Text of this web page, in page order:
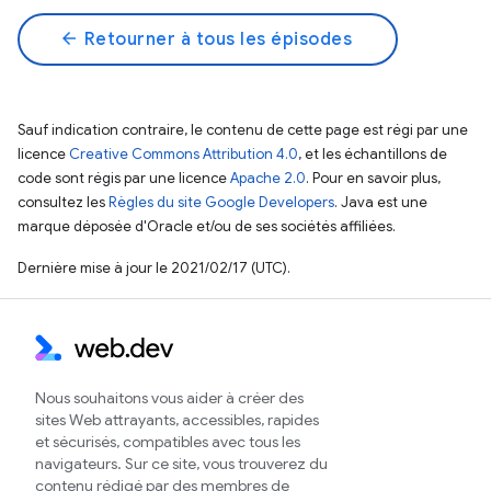
arrow_back Retourner à tous les épisodes
Sauf indication contraire, le contenu de cette page est régi par une
licence Creative Commons Attribution 4.0, et les échantillons de
code sont régis par une licenceApache 2.0. Pour en savoir plus,
consultez lesRègles du site Google Developers. Java est une
marque déposée d'Oracle et/ou de ses sociétés affiliées.
Dernière mise à jour le 2021/02/17 (UTC).
Nous souhaitons vous aider à créer des
sites Web attrayants, accessibles, rapides
et sécurisés, compatibles avec tous les
navigateurs. Sur ce site, vous trouverez du
contenu rédigé par des membres de